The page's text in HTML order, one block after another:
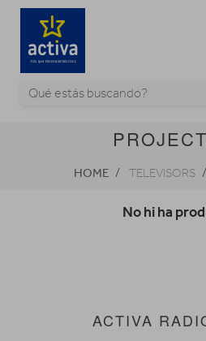
HOME TELEVISORS
No hi ha
ACTIVA